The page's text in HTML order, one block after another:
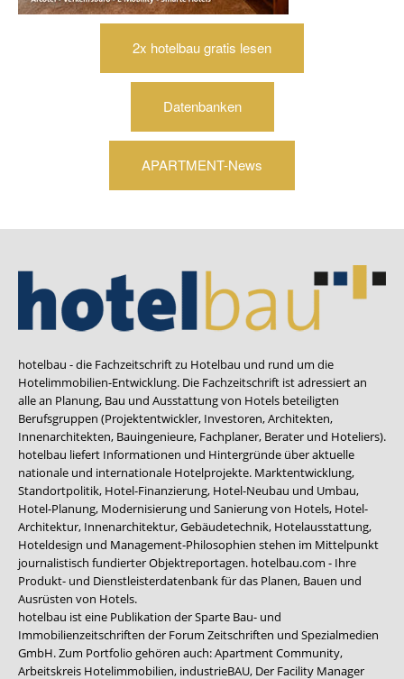
2x hotelbau gratis lesen
Datenbanken
APARTMENT-News
hotelbau - die Fachzeitschrift zu Hotelbau und rund um die
Hotelimmobilien-Entwicklung. Die Fachzeitschrift ist adressiert an
alle an Planung, Bau und Ausstattung von Hotels beteiligten
Berufsgruppen (Projektentwickler, Investoren, Architekten,
Innenarchitekten, Bauingenieure, Fachplaner, Berater und Hoteliers).
hotelbau liefert Informationen und Hintergründe über aktuelle
nationale und internationale Hotelprojekte. Marktentwicklung,
Standortpolitik, Hotel-Finanzierung, Hotel-Neubau und Umbau,
Hotel-Planung, Modernisierung und Sanierung von Hotels, Hotel-
Architektur, Innenarchitektur, Gebäudetechnik, Hotelausstattung,
Hoteldesign und Management-Philosophien stehen im Mittelpunkt
journalistisch fundierter Objektreportagen. hotelbau.com - Ihre
Produkt- und Dienstleisterdatenbank für das Planen, Bauen und
Ausrüsten von Hotels.
hotelbau ist eine Publikation der Sparte Bau- und
Immobilienzeitschriften der Forum Zeitschriften und Spezialmedien
GmbH. Zum Portfolio gehören auch:Apartment Community,
Arbeitskreis Hotelimmobilien, industrieBAU, Der Facility Manager